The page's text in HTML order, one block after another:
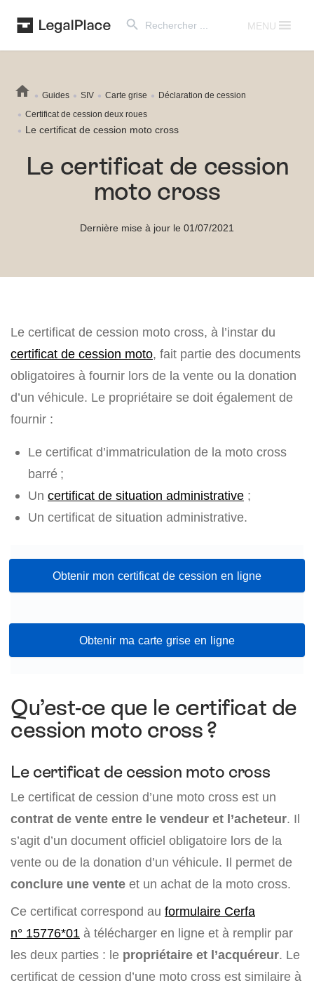
for:
MENU
Guides SIV Carte grise
Déclaration de cession
Certificat de cession deux roues
Le certificat de cession moto cross
Le certificat de cession
moto cross
Dernière mise à jour le 01/07/2021
Le certificat de cession moto cross, à l’instar du
certificat de cession moto, fait partie des documents
obligatoires à fournir lors de la vente ou la donation
d’un véhicule. Le propriétaire se doit également de
fournir :
Le certificat d’immatriculation de la moto cross
barré ;
Un certificat de situation administrative ;
Un certificat de situation administrative.
Obtenir mon certificat de cession en ligne
Obtenir ma carte grise en ligne
Qu’est-ce que le certificat de
cession moto cross ?
Le certificat de cession moto cross
Le certificat de cession d’une moto cross est un
contrat de vente entre le vendeur et l’acheteur. Il
s’agit d’un document officiel obligatoire lors de la
vente ou de la donation d’un véhicule. Il permet de
conclure une vente et un achat de la moto cross.
Ce certificat correspond au formulaire Cerfa
n° 15776*01 à télécharger en ligne et à remplir par
les deux parties : le propriétaire et l’acquéreur. Le
certificat de cession d’une moto cross est similaire à